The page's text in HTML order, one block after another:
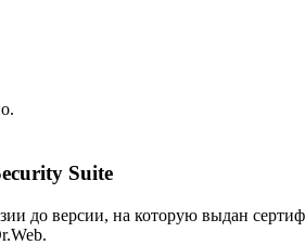
Suite
до версии, на которую выдан